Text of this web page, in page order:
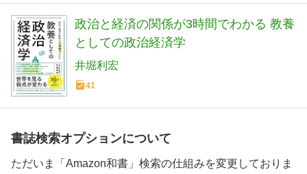
政治と経済の関係が3時間でわかる 教養
としての政治経済学
井堀利宏
41
書誌検索オプションについて
ただいま「Amazon和書」検索の仕組みを変更しておりま